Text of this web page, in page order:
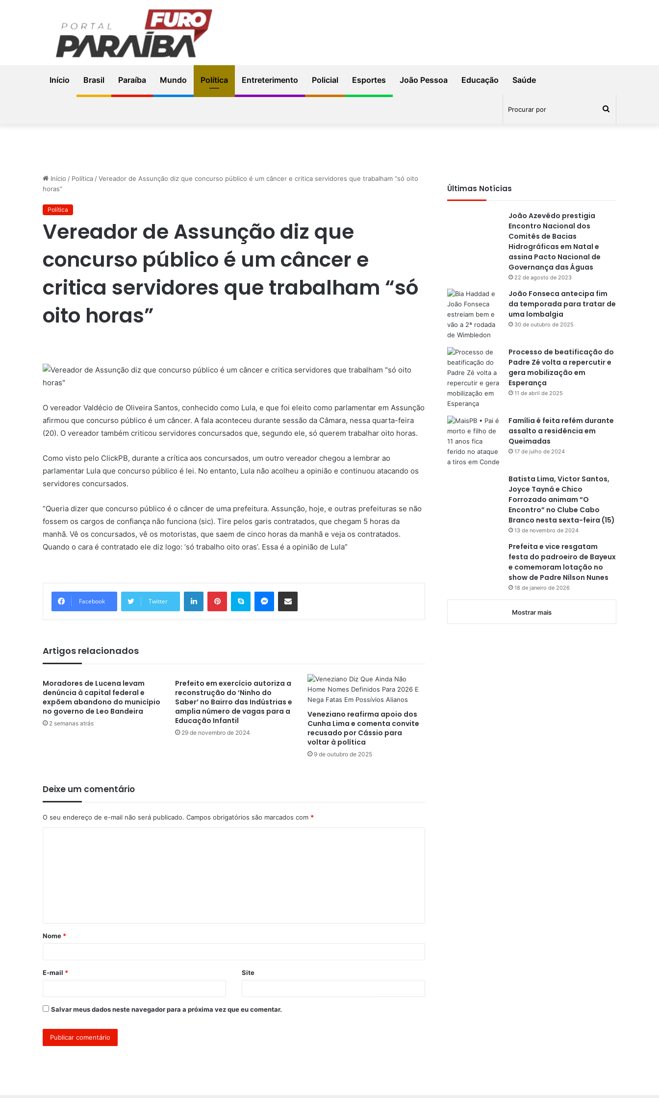
Início Brasil Paraíba Mundo Política Entreterimento Policial Esportes João Pessoa Educação Saúde
Início / Política /Vereador de Assunção diz que concurso público é um câncer e critica servidores que trabalham “só oito
horas”
Política
Vereador de Assunção diz que
concurso público é um câncer e
critica servidores que trabalham “só
oito horas”
O vereador Valdécio de Oliveira Santos, conhecido como Lula, e que foi eleito como parlamentar em Assunção
afirmou que concurso público é um câncer. A fala aconteceu durante sessão da Câmara, nessa quarta-feira
(20). O vereador também criticou servidores concursados que, segundo ele, só querem trabalhar oito horas.
Como visto pelo ClickPB, durante a crítica aos concursados, um outro vereador chegou a lembrar ao
parlamentar Lula que concurso público é lei. No entanto, Lula não acolheu a opinião e continuou atacando os
servidores concursados.
“Queria dizer que concurso público é o câncer de uma prefeitura. Assunção, hoje, e outras prefeituras se não
fossem os cargos de confiança não funciona (sic). Tire pelos garis contratados, que chegam 5 horas da
manhã. Vê os concursados, vê os motoristas, que saem de cinco horas da manhã e veja os contratados.
Quando o cara é contratado ele diz logo: ‘só trabalho oito oras’. Essa é a opinião de Lula”
Facebook Twitter
Artigos relacionados
Moradores de Lucena levam
denúncia à capital federal e
expõem abandono do município
no governo de Leo Bandeira
2 semanas atrás
Prefeito em exercício autoriza a
reconstrução do ‘Ninho do
Saber’ no Bairro das Indústrias e
amplia número de vagas para a
Educação Infantil
29 de novembro de 2024
Veneziano reafirma apoio dos
Cunha Lima e comenta convite
recusado por Cássio para
voltar à política
9 de outubro de 2025
Deixe um comentário
O seu endereço de e-mail não será publicado. Campos obrigatórios são marcados com *
á
r
*
Nome *
E-mail * Site
Salvar meus dados neste navegador para a próxima vez que eu comentar.
Últimas Notícias
João Azevêdo prestigia
Encontro Nacional dos
Comitês de Bacias
Hidrográficas em Natal e
assina Pacto Nacional de
Governança das Águas
22 de agosto de 2023
João Fonseca antecipa fim
da temporada para tratar de
uma lombalgia
30 de outubro de 2025
Processo de beatificação do
Padre Zé volta a repercutir e
gera mobilização em
Esperança
11 de abril de 2025
Família é feita refém durante
assalto a residência em
Queimadas
17 de julho de 2024
Batista Lima, Victor Santos,
Joyce Tayná e Chico
Forrozado animam “O
Encontro” no Clube Cabo
Branco nesta sexta-feira (15)
13 de novembro de 2024
Prefeita e vice resgatam
festa do padroeiro de Bayeux
e comemoram lotação no
show de Padre Nílson Nunes
18 de janeiro de 2026
Mostrar mais